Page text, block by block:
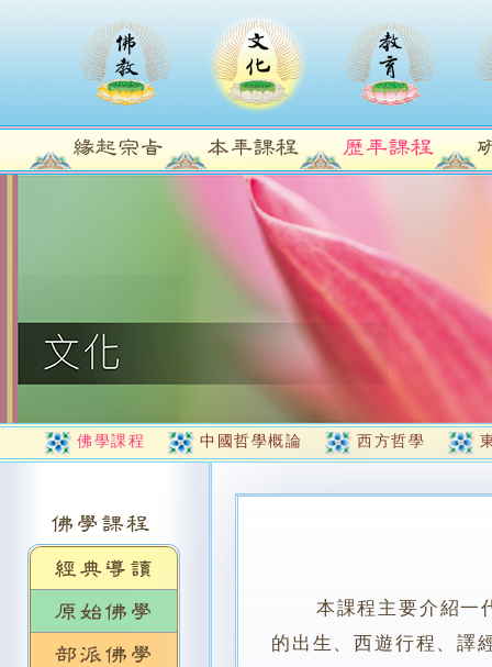
佛學課程 中國哲學概論 西方哲學
本課程主要介紹一
的出生、西遊行程、譯